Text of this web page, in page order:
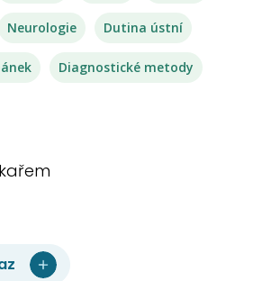
Neurologie Dutina ústní
Diagnostické metody